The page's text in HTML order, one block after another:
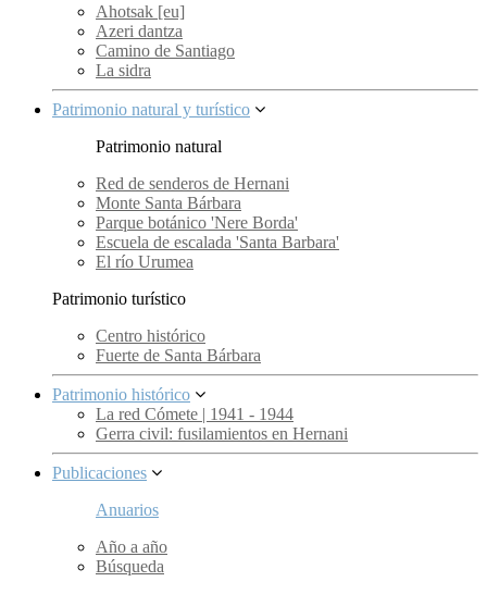
Ahotsak [eu]
Azeri dantza
Camino de Santiago
La sidra
Patrimonio natural y turístico
Patrimonio natural
Red de senderos de Hernani
Monte Santa Bárbara
Parque botánico 'Nere Borda'
Escuela de escalada 'Santa Barbara'
El río Urumea
Patrimonio turístico
Centro histórico
Fuerte de Santa Bárbara
Patrimonio histórico
La red Cómete | 1941 - 1944
Gerra civil: fusilamientos en Hernani
Publicaciones
Anuarios
Año a año
Búsqueda